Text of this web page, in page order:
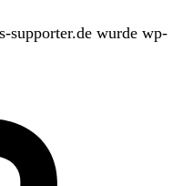
supporter.de wurde wp-